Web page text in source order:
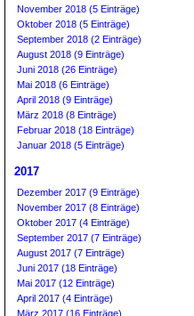
November 2018 (5 Einträge)
Oktober 2018 (5 Einträge)
September 2018 (2 Einträge)
August 2018 (9 Einträge)
Juni 2018 (26 Einträge)
Mai 2018 (6 Einträge)
April 2018 (9 Einträge)
März 2018 (8 Einträge)
Februar 2018 (18 Einträge)
Januar 2018 (5 Einträge)
2017
Dezember 2017 (9 Einträge)
November 2017 (8 Einträge)
Oktober 2017 (4 Einträge)
September 2017 (7 Einträge)
August 2017 (7 Einträge)
Juni 2017 (18 Einträge)
Mai 2017 (12 Einträge)
April 2017 (4 Einträge)
März 2017 (16 Einträge)